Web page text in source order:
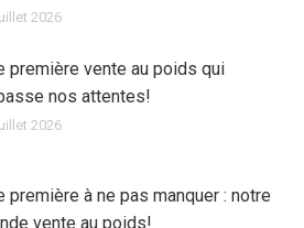
2026
première vente au poids qui
nos attentes!
2026
première à ne pas manquer : notre
vente au poids!